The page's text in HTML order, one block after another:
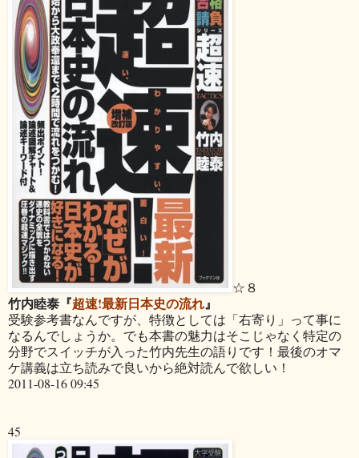
☆８
竹内睦泰『超速!最新日本史の流れ』
受験参考書なんですが、特徴としては「右寄り」って事に
なるんでしょうか。でも本書の魅力はそこじゃなく特定の
分野でスイッチが入った竹内先生の語りです！最後のオマ
ケ講義は立ち読みで良いから絶対読んで欲しい！
2011-08-16 09:45
45